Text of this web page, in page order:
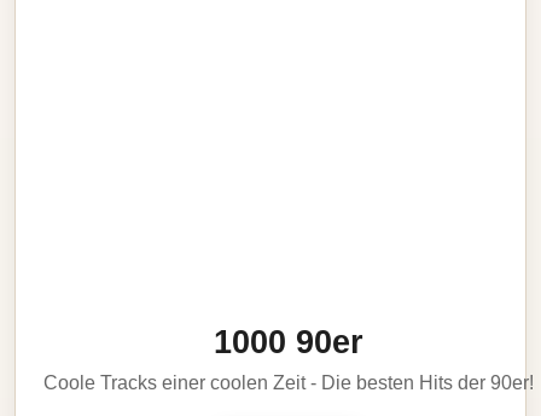
1000 90er
Coole Tracks einer coolen Zeit - Die besten Hits der 90er!